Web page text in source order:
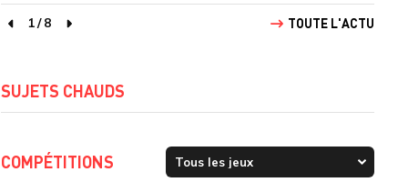
page précédente
1/8
page suivante
TOUTE L'ACTU
SUJETS CHAUDS
COMPÉTITIONS